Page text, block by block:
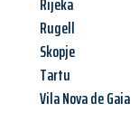
Rugell
Skopje
Tartu
Vila Nova de Gaia